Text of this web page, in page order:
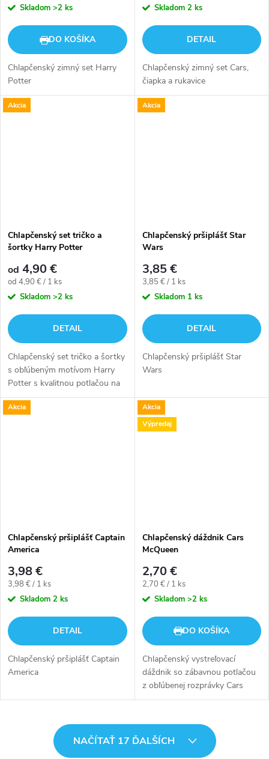
cena:Skladom >2 ks
DO KOŠÍKA
Chlapčenský zimný set Harry
Potter
cena:Skladom 2 ks
DETAIL
Chlapčenský zimný set Cars,
čiapka a rukavice
Akcia
Chlapčenský set tričko a
šortky Harry Potter
od 4,90 €
Jednotková
cena:
od 4,90 € / 1 ks
Skladom >2 ks
DETAIL
Chlapčenský set tričko a šortky
s obľúbeným motívom Harry
Potter s kvalitnou potlačou na
prednej strane.
Akcia
Chlapčenský pršiplášť Star
Wars
3,85 €
Jednotková
cena:
3,85 € / 1 ks
Skladom 1 ks
DETAIL
Chlapčenský pršiplášť Star
Wars
Akcia
Chlapčenský pršiplášť Captain
America
3,98 €
Jednotková
cena:
3,98 € / 1 ks
Skladom 2 ks
DETAIL
Chlapčenský pršiplášť Captain
America
Akcia
Výpredaj
Chlapčenský dáždnik Cars
McQueen
2,70 €
Jednotková
cena:
2,70 € / 1 ks
Skladom >2 ks
DO KOŠÍKA
Chlapčenský vystreľovací
dáždnik so zábavnou potlačou
z obľúbenej rozprávky Cars
NAČÍTAŤ 17 ĎALŠÍCH